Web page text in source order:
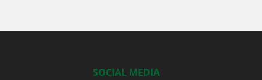
SOCIAL MEDIA